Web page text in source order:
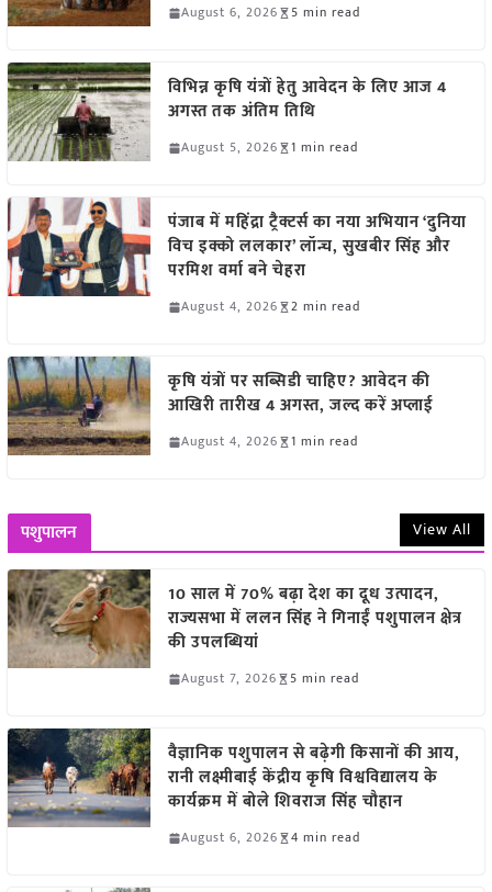
August 6, 2026 5 min read
विभिन्न कृषि यंत्रों हेतु आवेदन के लिए आज 4
अगस्त तक अंतिम तिथि
August 5, 2026 1 min read
पंजाब में महिंद्रा ट्रैक्टर्स का नया अभियान ‘दुनिया
विच इक्को ललकार’ लॉन्च, सुखबीर सिंह और
परमिश वर्मा बने चेहरा
August 4, 2026 2 min read
कृषि यंत्रों पर सब्सिडी चाहिए? आवेदन की
आखिरी तारीख 4 अगस्त, जल्द करें अप्लाई
August 4, 2026 1 min read
पशुपालन View All
10 साल में 70% बढ़ा देश का दूध उत्पादन,
राज्यसभा में ललन सिंह ने गिनाईं पशुपालन क्षेत्र
की उपलब्धियां
August 7, 2026 5 min read
वैज्ञानिक पशुपालन से बढ़ेगी किसानों की आय,
रानी लक्ष्मीबाई केंद्रीय कृषि विश्वविद्यालय के
कार्यक्रम में बोले शिवराज सिंह चौहान
August 6, 2026 4 min read